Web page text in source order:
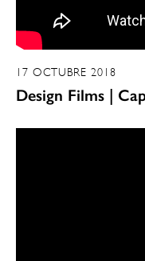
17 OCTUBRE 2018
Design Films |